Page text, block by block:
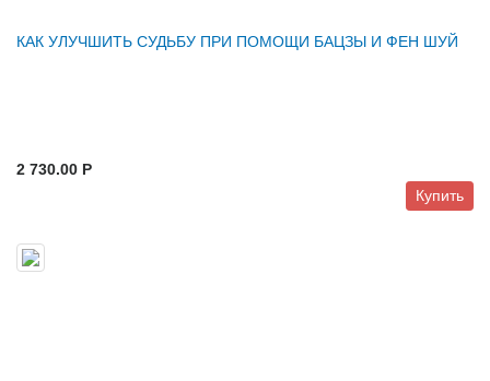
КАК УЛУЧШИТЬ СУДЬБУ ПРИ ПОМОЩИ БАЦЗЫ И ФЕН ШУЙ
2 730.00 P
Купить